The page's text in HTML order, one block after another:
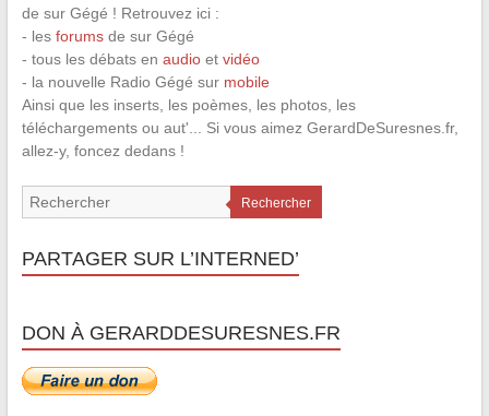
de sur Gégé ! Retrouvez ici :
- les forumsde sur Gégé
- tous les débats en audioet vidéo
- la nouvelle Radio Gégé sur mobile
Ainsi que les inserts, les poèmes, les photos, les
téléchargements ou aut'... Si vous aimez GerardDeSuresnes.fr,
allez-y, foncez dedans !
Rechercher
PARTAGER SUR L’INTERNED’
DON À GERARDDESURESNES.FR